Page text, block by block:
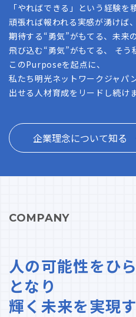
「やればできる」という経験を
頑張れば報われる実感が湧けば
期待する“勇気”がもてる、未来
飛び込む“勇気”がもてる、 そう
このPurposeを起点に、
私たち明光ネットワークジャパ
出せる人材育成をリードし続けま
企業理念について知る
COMPANY
人の可能性をひ
となり
輝く未来を実現